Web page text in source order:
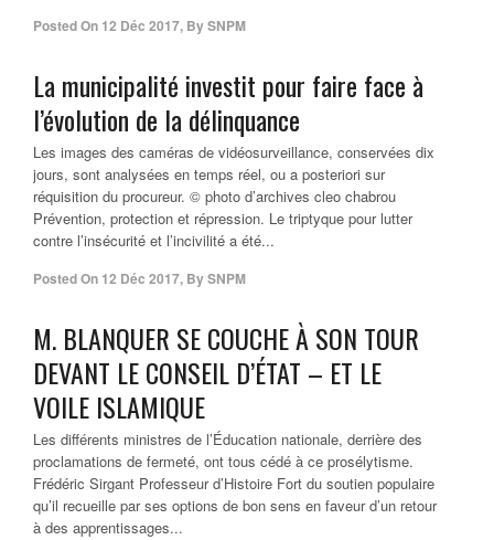
Posted On 12 Déc 2017, BySNPM
La municipalité investit pour faire face à
l’évolution de la délinquance
Les images des caméras de vidéosurveillance, conservées dix
jours, sont analysées en temps réel, ou a posteriori sur
réquisition du procureur. © photo d’archives cleo chabrou
Prévention, protection et répression. Le triptyque pour lutter
contre l’insécurité et l’incivilité a été...
Posted On 12 Déc 2017, BySNPM
M. BLANQUER SE COUCHE À SON TOUR
DEVANT LE CONSEIL D’ÉTAT – ET LE
VOILE ISLAMIQUE
Les différents ministres de l’Éducation nationale, derrière des
proclamations de fermeté, ont tous cédé à ce prosélytisme.
Frédéric Sirgant Professeur d’Histoire Fort du soutien populaire
qu’il recueille par ses options de bon sens en faveur d’un retour
à des apprentissages...